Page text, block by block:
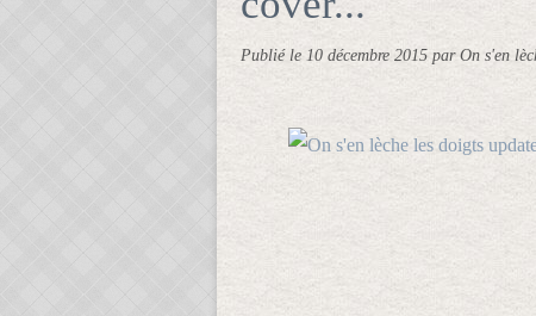
Publié le 10 décembre 2015 par On s'en